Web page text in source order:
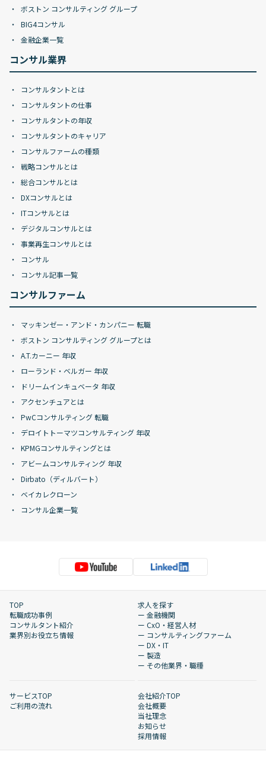
ボストン コンサルティング グループ
BIG4コンサル
金融企業一覧
コンサル業界
コンサルタントとは
コンサルタントの仕事
コンサルタントの年収
コンサルタントのキャリア
コンサルファームの種類
戦略コンサルとは
総合コンサルとは
DXコンサルとは
ITコンサルとは
デジタルコンサルとは
事業再生コンサルとは
コンサル
コンサル記事一覧
コンサルファーム
マッキンゼー・アンド・カンパニー 転職
ボストン コンサルティング グループとは
A.T.カーニー 年収
ローランド・ベルガー 年収
ドリームインキュベータ 年収
アクセンチュアとは
PwCコンサルティング 転職
デロイトトーマツコンサルティング 年収
KPMGコンサルティングとは
アビームコンサルティング 年収
Dirbato（ディルバート）
ベイカレクローン
コンサル企業一覧
TOP
転職成功事例
コンサルタント紹介
業界別お役立ち情報
求人を探す
ー 金融機関
ー CxO・経営人材
ー コンサルティングファーム
ー DX・IT
ー 製造
ー その他業界・職種
サービスTOP
ご利用の流れ
会社紹介TOP
会社概要
当社理念
お知らせ
採用情報